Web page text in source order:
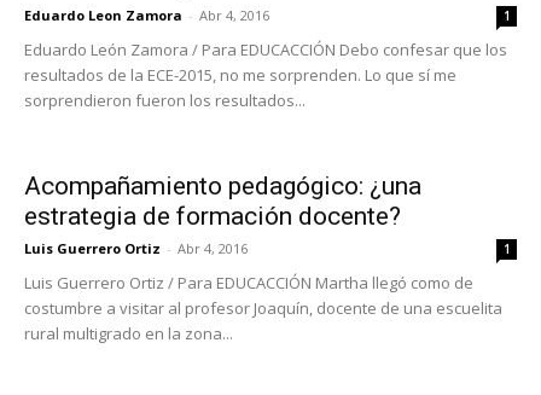
Eduardo Leon Zamora - Abr 4, 2016 1
Eduardo León Zamora / Para EDUCACCIÓN Debo confesar que los
resultados de la ECE-2015, no me sorprenden. Lo que sí me
sorprendieron fueron los resultados...
Acompañamiento pedagógico: ¿una
estrategia de formación docente?
Luis Guerrero Ortiz - Abr 4, 2016 1
Luis Guerrero Ortiz / Para EDUCACCIÓN Martha llegó como de
costumbre a visitar al profesor Joaquín, docente de una escuelita
rural multigrado en la zona...